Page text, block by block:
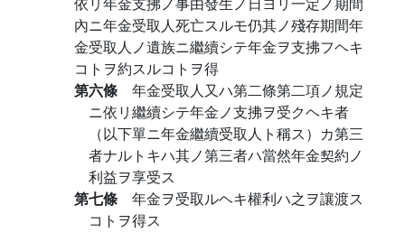
內ニ年金受取人死亡スルモ仍其ノ殘存期間年
金受取人ノ遺族ニ繼續シテ年金ヲ支拂フヘキ
コトヲ約スルコトヲ得
第六條 年金受取人又ハ第二條第二項ノ規定
ニ依リ繼續シテ年金ノ支拂ヲ受クヘキ者
（以下單ニ年金繼續受取人ト稱ス）カ第三
者ナルトキハ其ノ第三者ハ當然年金契約ノ
利益ヲ享受ス
第七條 年金ヲ受取ルヘキ權利ハ之ヲ讓渡ス
コトヲ得ス